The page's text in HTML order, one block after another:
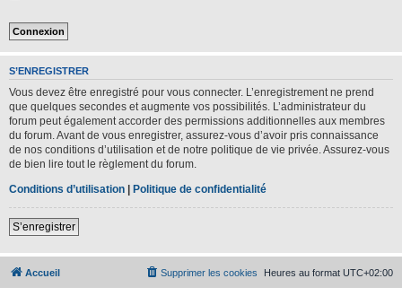
S’ENREGISTRER
Vous devez être enregistré pour vous connecter. L’enregistrement ne prend
que quelques secondes et augmente vos possibilités. L’administrateur du
forum peut également accorder des permissions additionnelles aux membres
du forum. Avant de vous enregistrer, assurez-vous d’avoir pris connaissance
de nos conditions d’utilisation et de notre politique de vie privée. Assurez-vous
de bien lire tout le règlement du forum.
Conditions d’utilisation | Politique de confidentialité
S’enregistrer
Accueil Heures au format UTC+02:00
Supprimer les cookies